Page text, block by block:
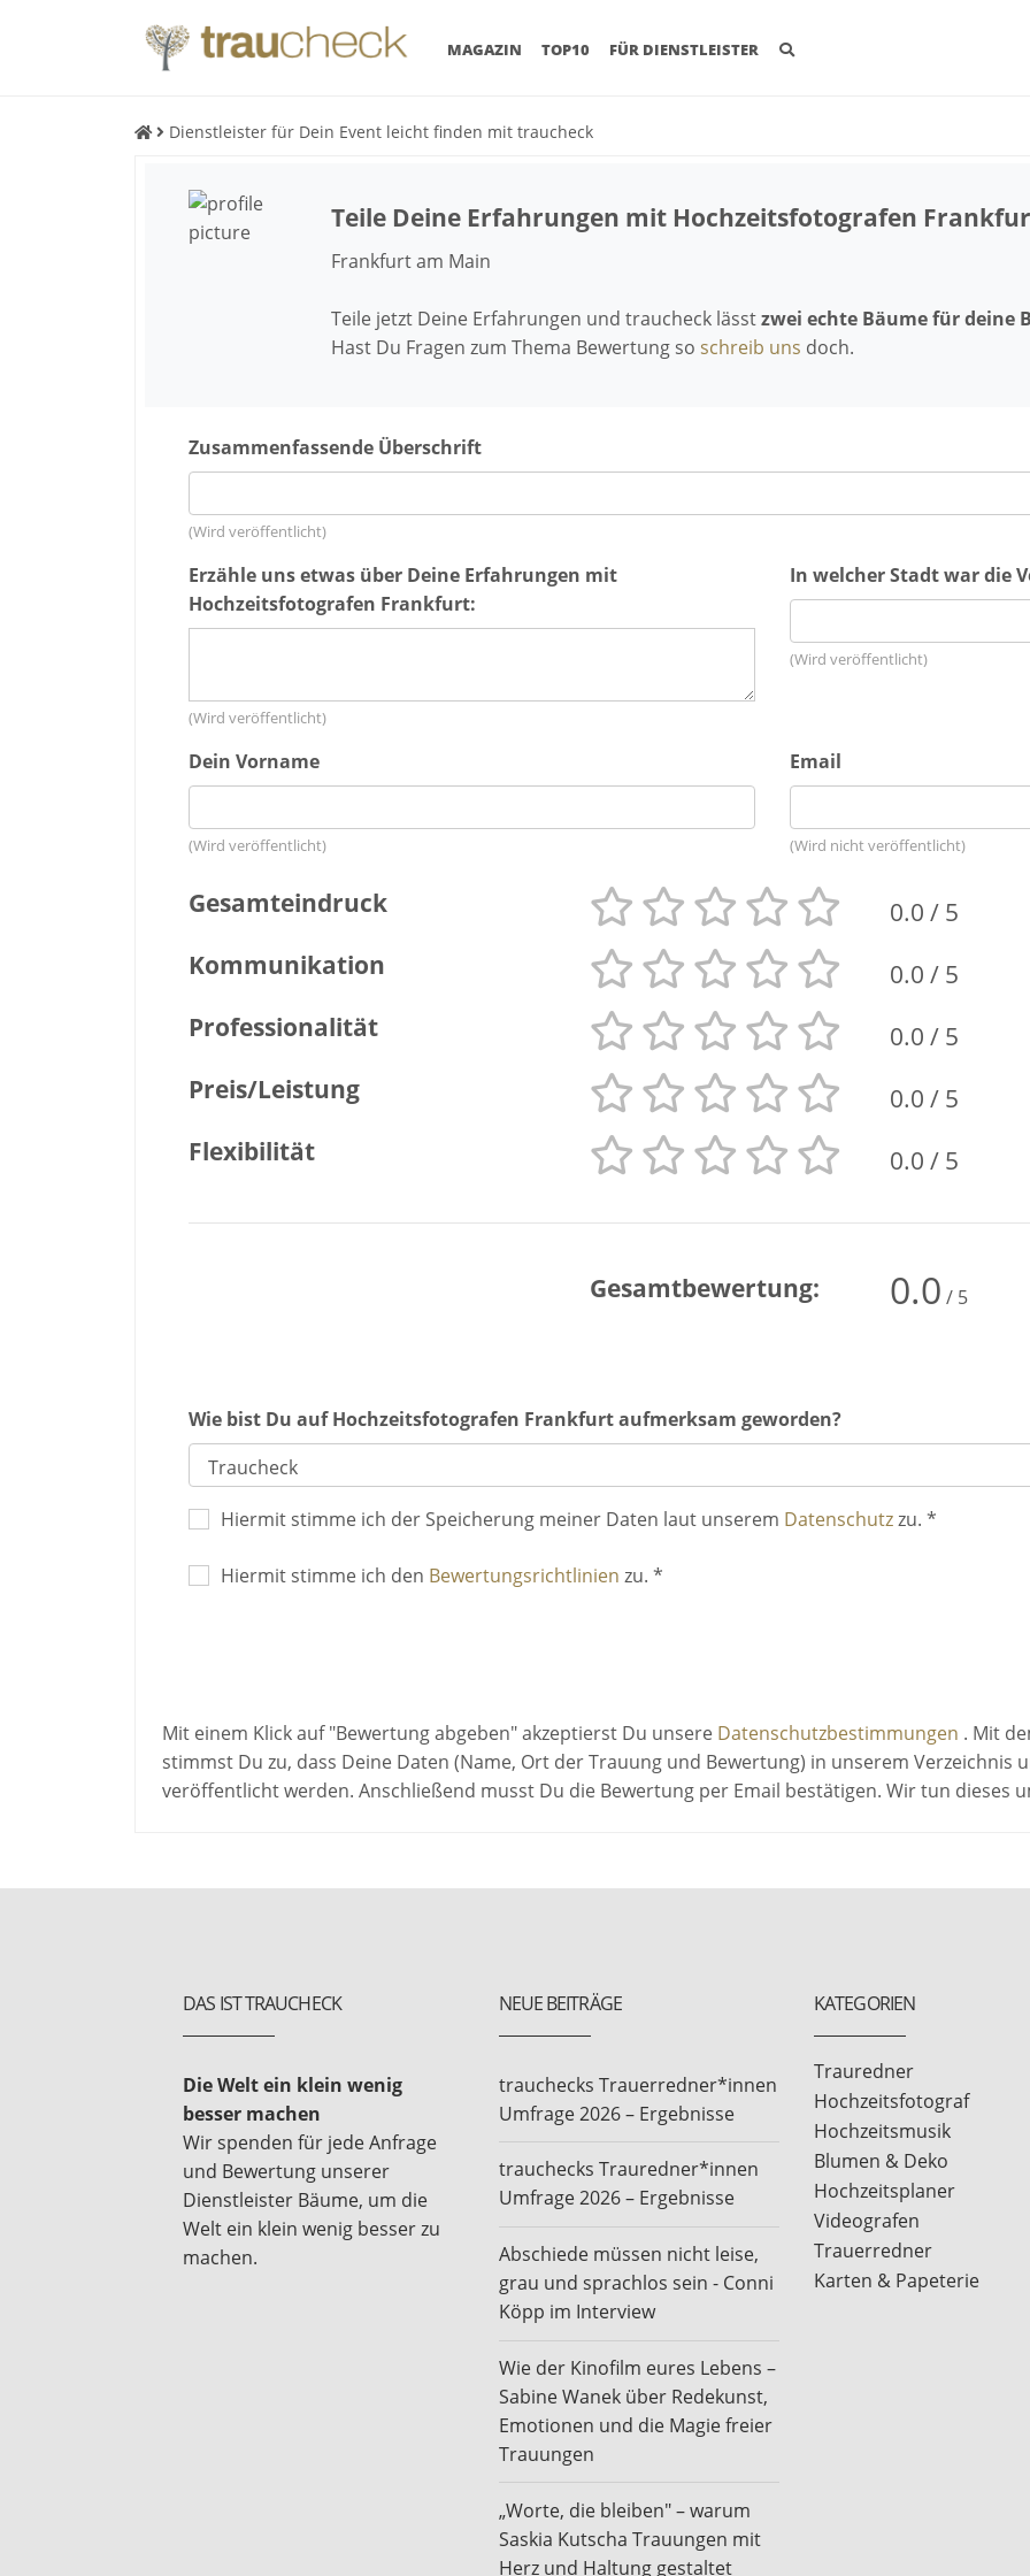
MAGAZIN (CURRENT)
TOP10 FÜR DIENSTLEISTER
Dienstleister für Dein Event leicht finden mit traucheck
Teile Deine Erfahrungen mit Hochzeitsfotografen
Frankfurt am Main
Teile jetzt Deine Erfahrungen und traucheck lässtzwei echte Bäume für deine
Hast Du Fragen zum Thema Bewertung so schreib uns doch.
Zusammenfassende Überschrift
(Wird veröffentlicht)
Erzähle uns etwas über Deine Erfahrungen mit
Hochzeitsfotografen Frankfurt:
(Wird veröffentlicht)
In welcher Stadt war die
(Wird veröffentlicht)
Dein Vorname
(Wird veröffentlicht)
Email
(Wird nicht veröffentlicht)
Gesamteindruck 0.0 / 5
Kommunikation
0.0 / 5
Professionalität
0.0 / 5
Preis/Leistung
0.0 / 5
Flexibilität
0.0 / 5
Gesamtbewertung: 0.0 / 5
Wie bist Du auf Hochzeitsfotografen Frankfurt aufmerksam geworden?
Hiermit stimme ich der Speicherung meiner Daten laut unserem Datenschutzzu. *
Hiermit stimme ich den Bewertungsrichtlinien zu. *
Mit einem Klick auf "Bewertung abgeben" akzeptierst Du unsere Datenschutzbestimmungen . Mit
stimmst Du zu, dass Deine Daten (Name, Ort der Trauung und Bewertung) in unserem Verzeichnis
veröffentlicht werden. Anschließend musst Du die Bewertung per Email bestätigen. Wir tun dieses
DAS IST TRAUCHECK
Die Welt ein klein wenig
besser machen
Wir spenden für jede Anfrage
und Bewertung unserer
Dienstleister Bäume, um die
Welt ein klein wenig besser zu
machen.
NEUE BEITRÄGE
trauchecks Trauerredner*innen
Umfrage 2026 – Ergebnisse
trauchecks Trauredner*innen
Umfrage 2026 – Ergebnisse
Abschiede müssen nicht leise,
grau und sprachlos sein - Conni
Köpp im Interview
Wie der Kinofilm eures Lebens –
Sabine Wanek über Redekunst,
Emotionen und die Magie freier
Trauungen
„Worte, die bleiben" – warum
Saskia Kutscha Trauungen mit
Herz und Haltung gestaltet
KATEGORIEN
Trauredner
Hochzeitsfotograf
Hochzeitsmusik
Blumen & Deko
Hochzeitsplaner
Videografen
Trauerredner
Karten & Papeterie